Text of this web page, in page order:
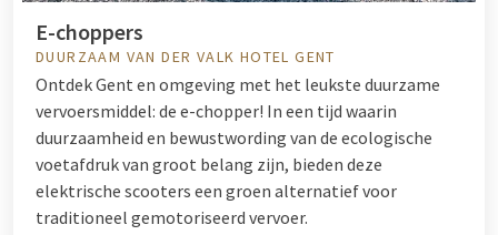
E-choppers
DUURZAAM VAN DER VALK HOTEL GENT
Ontdek Gent en omgeving met het leukste duurzame
vervoersmiddel: de e-chopper! In een tijd waarin
duurzaamheid en bewustwording van de ecologische
voetafdruk van groot belang zijn, bieden deze
elektrische scooters een groen alternatief voor
traditioneel gemotoriseerd vervoer.